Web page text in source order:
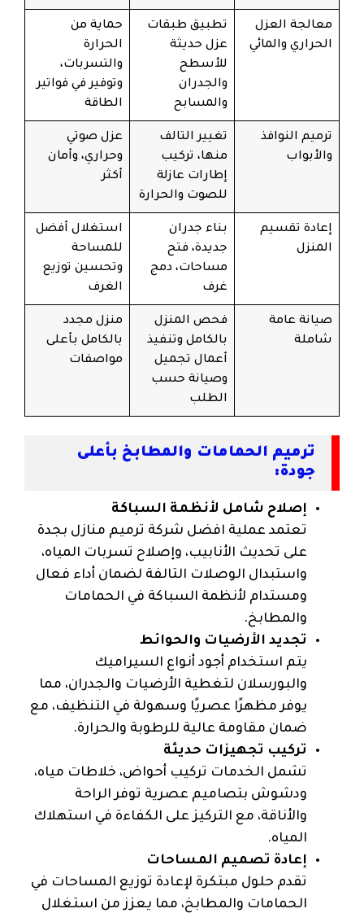
معالجة العزل
الحراري والمائي
تطبيق طبقات
عزل حديثة
للأسطح
والجدران
والمسابح
حماية من
الحرارة
والتسربات،
وتوفير في فواتير
الطاقة
ترميم النوافذ
والأبواب
تغيير التالف
منها، تركيب
إطارات عازلة
للصوت والحرارة
عزل صوتي
وحراري، وأمان
أكثر
إعادة تقسيم
المنزل
بناء جدران
جديدة، فتح
مساحات، دمج
غرف
استغلال أفضل
للمساحة
وتحسين توزيع
الغرف
صيانة عامة
شاملة
فحص المنزل
بالكامل وتنفيذ
أعمال تجميل
وصيانة حسب
الطلب
منزل مجدد
بالكامل بأعلى
مواصفات
ترميم الحمامات والمطابخ بأعلى
جودة:
إصلاح شامل لأنظمة السباكة
تعتمد عملية افضل شركة ترميم منازل بجدة
على تحديث الأنابيب، وإصلاح تسربات المياه،
واستبدال الوصلات التالفة لضمان أداء فعال
ومستدام لأنظمة السباكة في الحمامات
والمطابخ.
تجديد الأرضيات والحوائط
يتم استخدام أجود أنواع السيراميك
والبورسلان لتغطية الأرضيات والجدران، مما
يوفر مظهرًا عصريًا وسهولة في التنظيف، مع
ضمان مقاومة عالية للرطوبة والحرارة.
تركيب تجهيزات حديثة
تشمل الخدمات تركيب أحواض، خلاطات مياه،
ودشوش بتصاميم عصرية توفر الراحة
والأناقة، مع التركيز على الكفاءة في استهلاك
المياه.
إعادة تصميم المساحات
تقدم حلول مبتكرة لإعادة توزيع المساحات في
الحمامات والمطابخ، مما يعزز من استغلال